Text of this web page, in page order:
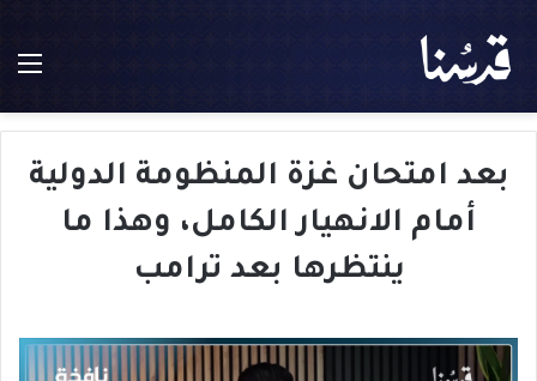
بعد امتحان غزة المنظومة الدولية
أمام الانهيار الكامل، وهذا ما
ينتظرها بعد ترامب